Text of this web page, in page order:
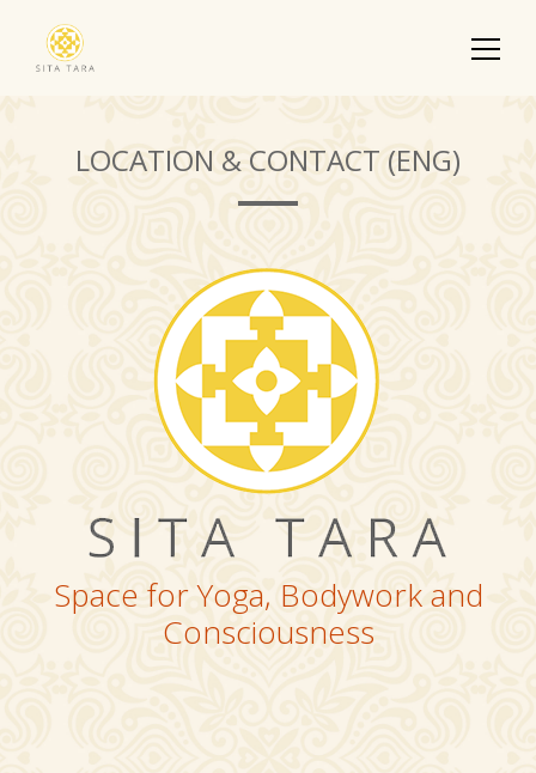
LOCATION & CONTACT (ENG)
Space for Yoga, Bodywork and
Consciousness